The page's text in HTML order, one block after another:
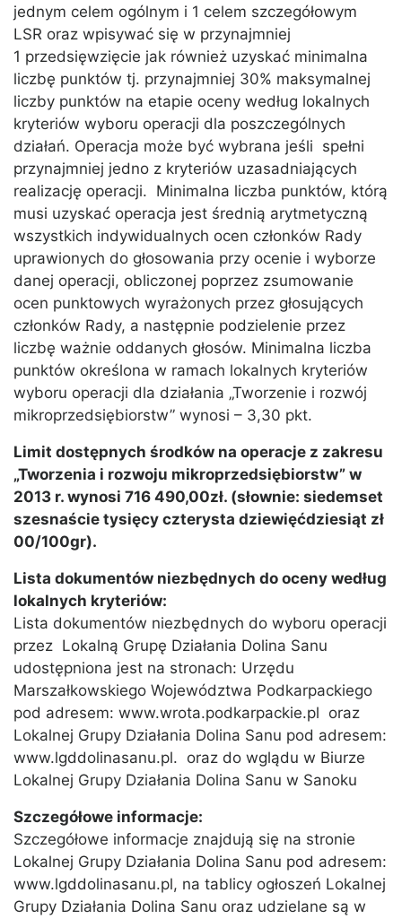
jednym celem ogólnym i 1 celem szczegółowym
LSR oraz wpisywać się w przynajmniej
1 przedsięwzięcie jak również uzyskać minimalna
liczbę punktów tj. przynajmniej 30% maksymalnej
liczby punktów na etapie oceny według lokalnych
kryteriów wyboru operacji dla poszczególnych
działań. Operacja może być wybrana jeśli spełni
przynajmniej jedno z kryteriów uzasadniających
realizację operacji. Minimalna liczba punktów, którą
musi uzyskać operacja jest średnią arytmetyczną
wszystkich indywidualnych ocen członków Rady
uprawionych do głosowania przy ocenie i wyborze
danej operacji, obliczonej poprzez zsumowanie
ocen punktowych wyrażonych przez głosujących
członków Rady, a następnie podzielenie przez
liczbę ważnie oddanych głosów. Minimalna liczba
punktów określona w ramach lokalnych kryteriów
wyboru operacji dla działania „Tworzenie i rozwój
mikroprzedsiębiorstw” wynosi – 3,30 pkt.
Limit dostępnych środków na operacje z zakresu
„Tworzenia i rozwoju mikroprzedsiębiorstw” w
2013 r. wynosi 716 490,00zł. (słownie: siedemset
szesnaście tysięcy czterysta dziewięćdziesiąt zł
00/100gr).
Lista dokumentów niezbędnych do oceny według
lokalnych kryteriów:
Lista dokumentów niezbędnych do wyboru operacji
przez Lokalną Grupę Działania Dolina Sanu
udostępniona jest na stronach: Urzędu
Marszałkowskiego Województwa Podkarpackiego
pod adresem: www.wrota.podkarpackie.pl oraz
Lokalnej Grupy Działania Dolina Sanu pod adresem:
www.lgddolinasanu.pl. oraz do wglądu w Biurze
Lokalnej Grupy Działania Dolina Sanu w Sanoku
Szczegółowe informacje:
Szczegółowe informacje znajdują się na stronie
Lokalnej Grupy Działania Dolina Sanu pod adresem:
www.lgddolinasanu.pl, na tablicy ogłoszeń Lokalnej
Grupy Działania Dolina Sanu oraz udzielane są w